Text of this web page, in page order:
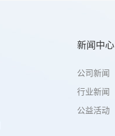
新闻中心
公司新闻
行业新闻
公益活动